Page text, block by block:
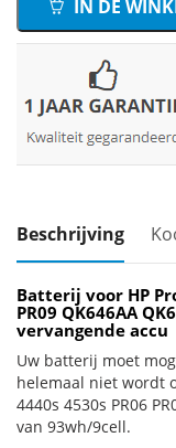
IN DE
Beschrijving
Batterij voor HP
PR09 QK646AA
vervangende accu
Uw batterij moet
helemaal niet wordt
4440s 4530s PR06
van 93wh/9cell.